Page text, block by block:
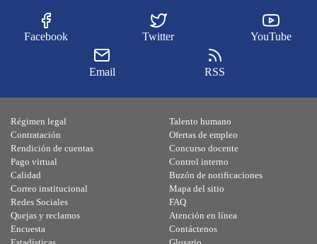
Facebook Twitter YouTube
Email RSS
Régimen legal
Contratación
Rendición de cuentas
Pago virtual
Calidad
Talento humano
Ofertas de empleo
Concurso docente
Control interno
Buzón de notificaciones
Correo institucional
Redes Sociales
Quejas y reclamos
Encuesta
Mapa del sitio
FAQ
Atención en línea
Contáctenos